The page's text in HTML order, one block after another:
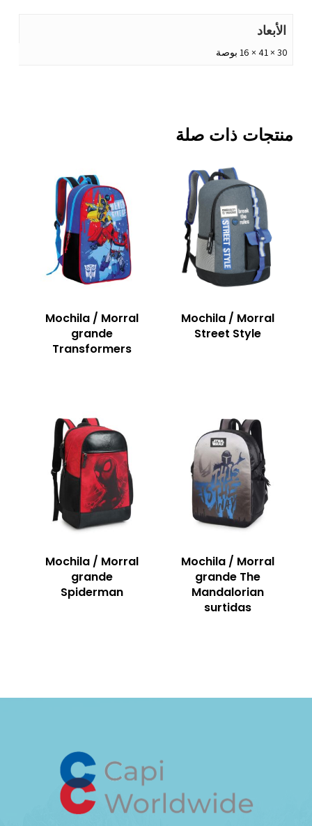
الأبعاد
30 × 41 × 16 بوصة
منتجات ذات صلة
Mochila / Morral
Street Style
Mochila / Morral
grande
Transformers
Mochila / Morral
grande The
Mandalorian
surtidas
Mochila / Morral
grande
Spiderman